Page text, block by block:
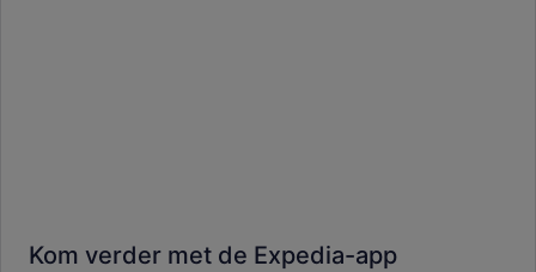
Kom verder met de Expedia-app